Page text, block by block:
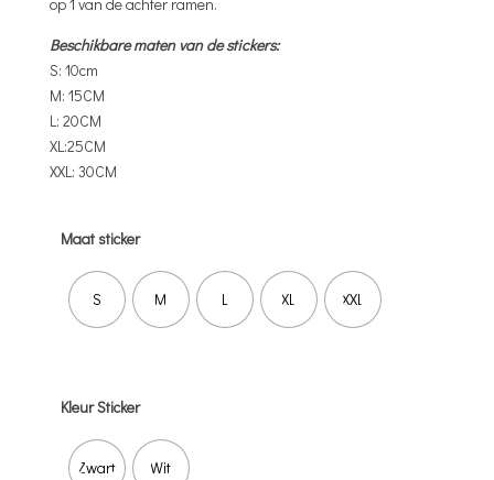
op 1 van de achter ramen.
Beschikbare maten van de stickers:
S: 10cm
M: 15CM
L: 20CM
XL:25CM
XXL: 30CM
Maat sticker
S M L XL XXL
Kleur Sticker
Zwart Wit